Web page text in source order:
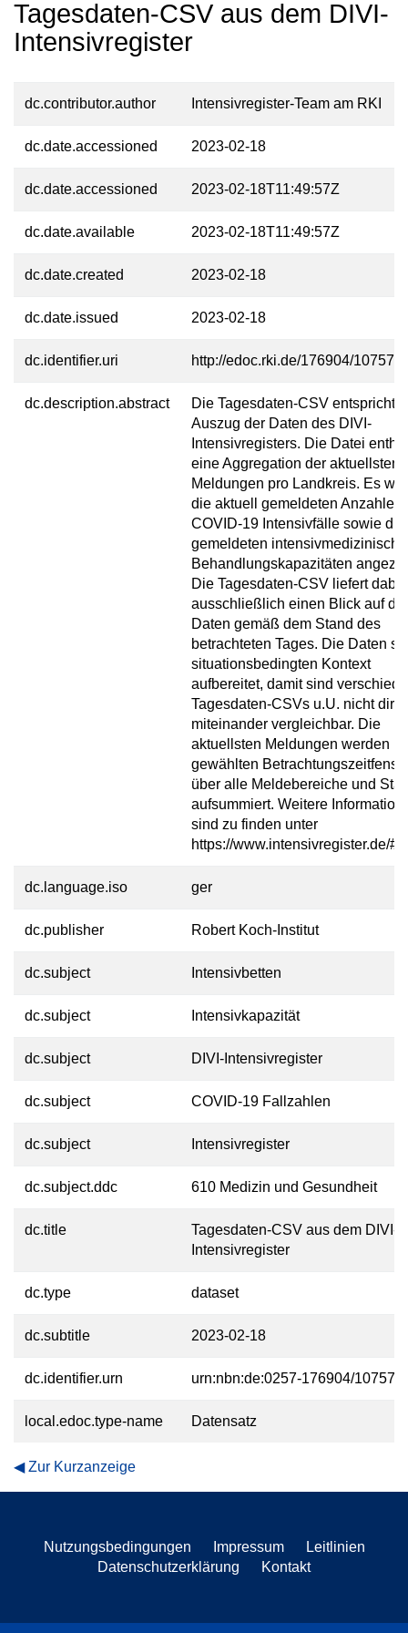
Tagesdaten-CSV aus dem DIVI-
Intensivregister
dc.contributor.author Intensivregister-Team am RKI
dc.date.accessioned 2023-02-18
dc.date.accessioned 2023-02-18T11:49:57Z
dc.date.available 2023-02-18T11:49:57Z
dc.date.created 2023-02-18
dc.date.issued 2023-02-18
dc.identifier.uri http://edoc.rki.de/176904/10757
dc.description.abstract
Die Tagesdaten-CSV entspricht
Auszug der Daten des DIVI-
Intensivregisters. Die Datei
eine Aggregation der aktuellsten
Meldungen pro Landkreis. Es
die aktuell gemeldeten Anzahlen
COVID-19 Intensivfälle sowie die
gemeldeten
Behandlungskapazitäten
Die Tagesdaten-CSV liefert dabei
ausschließlich einen Blick auf die
Daten gemäß dem Stand des
betrachteten Tages. Die Daten
situationsbedingten Kontext
aufbereitet, damit sind
Tagesdaten-CSVs u.U. nicht
miteinander vergleichbar. Die
aktuellsten Meldungen werden im
gewählten
über alle Meldebereiche und
aufsummiert. Weitere
sind zu finden unter
https://www.intensivregister.de/#/
dc.language.iso ger
dc.publisher Robert Koch-Institut
dc.subject Intensivbetten
dc.subject Intensivkapazität
dc.subject DIVI-Intensivregister
dc.subject COVID-19 Fallzahlen
dc.subject Intensivregister
dc.subject.ddc 610 Medizin und Gesundheit
dc.title
Tagesdaten-CSV aus dem DIVI-
Intensivregister
dc.type dataset
dc.subtitle 2023-02-18
dc.identifier.urn urn:nbn:de:0257-176904/10757-2
local.edoc.type-name Datensatz
Zur Kurzanzeige
Nutzungsbedingungen Impressum
Leitlinien
Datenschutzerklärung
Kontakt